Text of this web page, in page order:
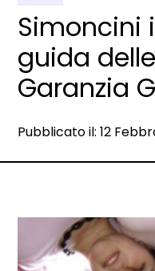
Simoncini
guida
Garanzia
Data e ora:
Pubblicato il: 12
Dettagli